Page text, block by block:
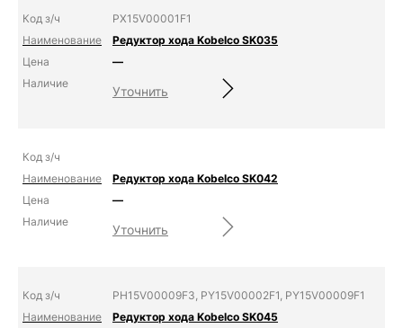
PX15V00001F1
Редуктор хода Kobelco SK035
—
Уточнить
Редуктор хода Kobelco SK042
—
Уточнить
PH15V00009F3, PY15V00002F1, PY15V00009F1
Редуктор хода Kobelco SK045